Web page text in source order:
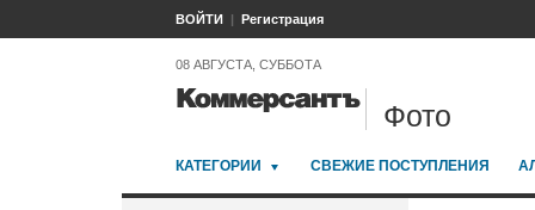
ВОЙТИ Регистрация
08 АВГУСТА, СУББОТА
Фото
КАТЕГОРИИ СВЕЖИЕ ПОСТУПЛЕНИЯ